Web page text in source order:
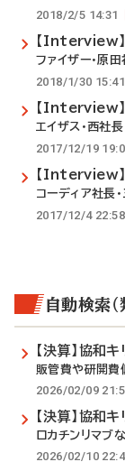
2018/2/5 14:31
【Interview】
ファイザー・原
2018/1/30 15:41
【Interview
エイザス・西社長
2017/12/19
【Interview
コーディア社長
2017/12/4 22:58
自動検索
【決算】協和
販管費や研開費
2026/02/09
【決算】協和
ロカチンリマブ
2026/02/10